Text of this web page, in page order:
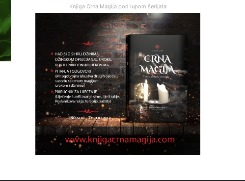
Knjiga Crna Magija pod lupom šerijata